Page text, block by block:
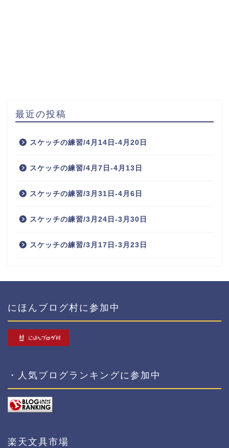
最近の投稿
スケッチの練習/4月14日-4月20日
スケッチの練習/4月7日-4月13日
スケッチの練習/3月31日-4月6日
スケッチの練習/3月24日-3月30日
スケッチの練習/3月17日-3月23日
にほんブログ村に参加中
・人気ブログランキングに参加中
楽天文具市場